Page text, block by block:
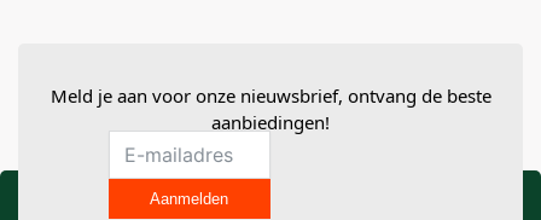
Meld je aan voor onze nieuwsbrief, ontvang de beste
aanbiedingen!
Aanmelden